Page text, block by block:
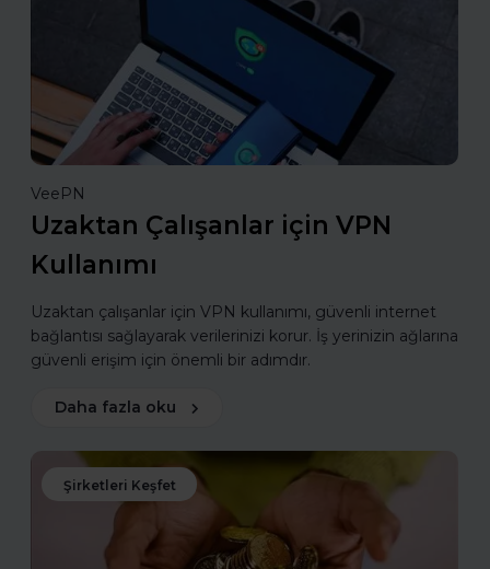
VeePN
Uzaktan Çalışanlar için VPN
Kullanımı
Uzaktan çalışanlar için VPN kullanımı, güvenli internet
bağlantısı sağlayarak verilerinizi korur. İş yerinizin ağlarına
güvenli erişim için önemli bir adımdır.
Daha fazla oku
Şirketleri Keşfet